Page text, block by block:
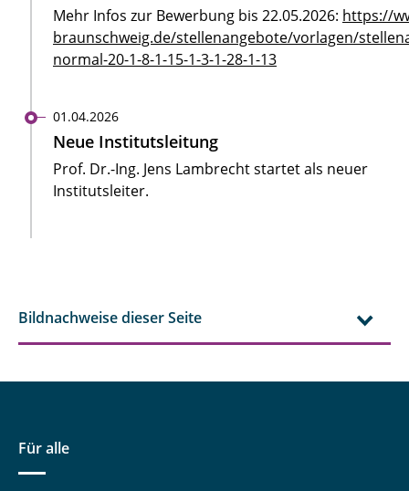
Mehr Infos zur Bewerbung bis 22.05.2026: https://
braunschweig.de/stellenangebote/vorlagen/
normal-20-1-8-1-15-1-3-1-28-1-13
01.04.2026
Neue Institutsleitung
Prof. Dr.-Ing. Jens Lambrecht startet als neuer
Institutsleiter.
Bildnachweise dieser Seite
Für alle